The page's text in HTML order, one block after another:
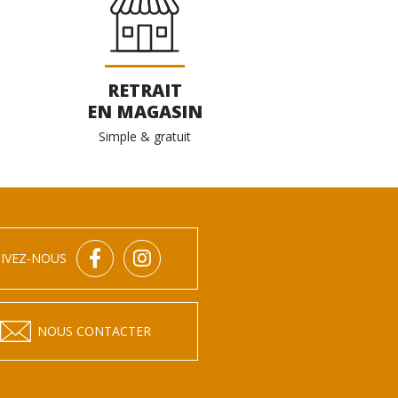
RETRAIT
EN MAGASIN
Simple & gratuit
NOUS
NOUS CONTACTER